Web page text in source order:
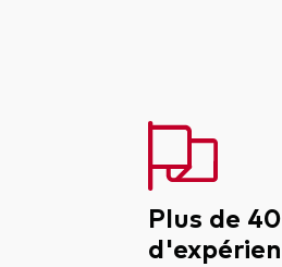
Plus de